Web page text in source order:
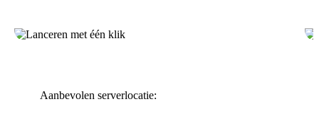
Aanbevolen serverlocatie: